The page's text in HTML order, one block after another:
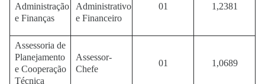
Administração
e Finanças
Administrativo
e Financeiro
01 1,2381
Assessoria de
Planejamento
e Cooperação
Técnica
Assessor-
Chefe
01 1,0689